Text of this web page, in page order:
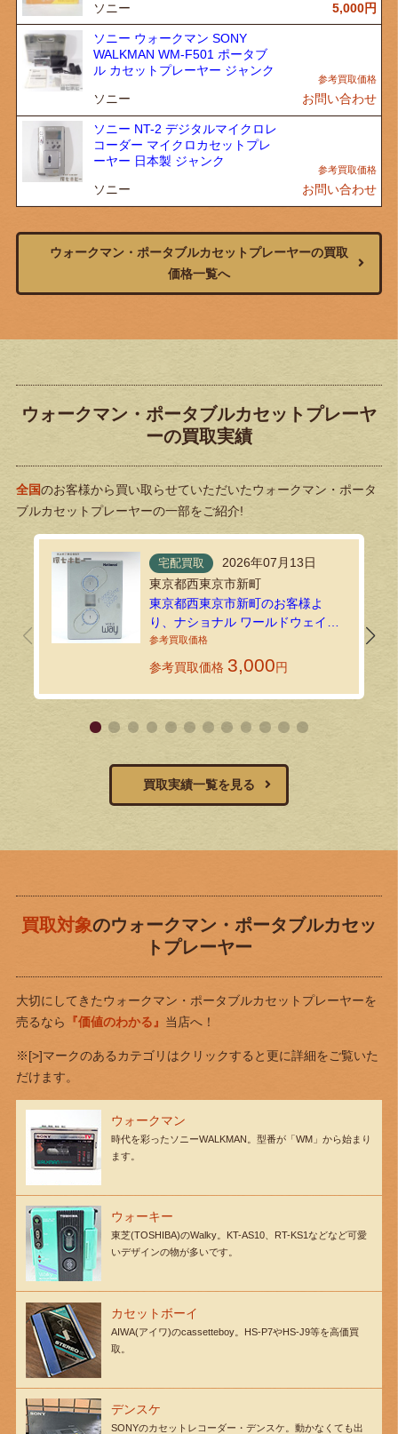
ソニー 5,000円
ソニー ウォークマン SONY
WALKMAN WM-F501 ポータブ
ル カセットプレーヤー ジャンク
ソニー お問い合わせ
ソニー NT-2 デジタルマイクロレ
コーダー マイクロカセットプレ
ーヤー 日本製 ジャンク
ソニー お問い合わせ
ウォークマン・ポータブルカセットプレーヤーの買取
価格一覧へ
ウォークマン・ポータブルカセットプレーヤ
ーの買取実績
全国のお客様から買い取らせていただいたウォークマン・ポータ
ブルカセットプレーヤーの一部をご紹介!
宅配買取
2026年07月13日
東京都西東京市新町
東京都西東京市新町のお客様よ
り、ナショナル ワールドウェイ
RQ-SJ1 ポータブルカセットプレー
ヤーを宅配買取にてお送りいただ
きました
参考買取価格 3,000円
買取実績一覧を見る
買取対象のウォークマン・ポータブルカセッ
トプレーヤー
大切にしてきたウォークマン・ポータブルカセットプレーヤーを
売るなら
『価値のわかる』 当店へ！
※[>]マークのあるカテゴリはクリックすると更に詳細をご覧いた
だけます。
ウォークマン
時代を彩ったソニーWALKMAN。型番が「WM」から始まり
ます。
ウォーキー
東芝(TOSHIBA)のWalky。KT-AS10、RT-KS1などなど可愛
いデザインの物が多いです。
カセットボーイ
AIWA(アイワ)のcassetteboy。HS-P7やHS-J9等を高価買
取。
デンスケ
SONYのカセットレコーダー・デンスケ。動かなくても出